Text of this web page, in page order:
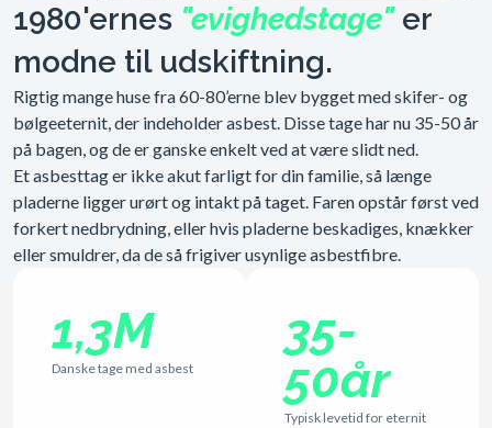
1980'ernes "evighedstage"er
modne til udskiftning.
Rigtig mange huse fra 60-80’erne blev bygget med skifer- og
bølgeeternit, der indeholder asbest. Disse tage har nu 35-50 år
på bagen, og de er ganske enkelt ved at være slidt ned.
Et asbesttag er ikke akut farligt for din familie, så længe
pladerne ligger urørt og intakt på taget. Faren opstår først ved
forkert nedbrydning, eller hvis pladerne beskadiges, knækker
eller smuldrer, da de så frigiver usynlige asbestfibre.
1,3M
Danske tage med asbest
35-
50år
Typisk levetid for eternit